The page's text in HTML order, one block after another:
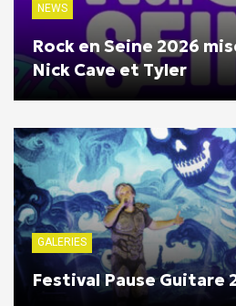
NEWS
Rock en Seine 2026
Nick Cave et Tyler
GALERIES
Festival Pause Guitare